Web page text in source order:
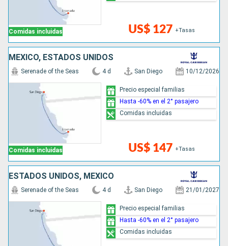
Comidas incluidas US$ 127 +Tasas
MÉXICO, ESTADOS UNIDOS
Comidas incluidas
Serenade of the Seas 4 d San Diego 10/12/2026
US$ 147 +Tasas
Precio especial familias
Hasta -60% en el 2° pasajero
Comidas incluidas
ESTADOS UNIDOS, MÉXICO
Serenade of the Seas 4 d San Diego 21/01/2027
Precio especial familias
Hasta -60% en el 2° pasajero
Comidas incluidas